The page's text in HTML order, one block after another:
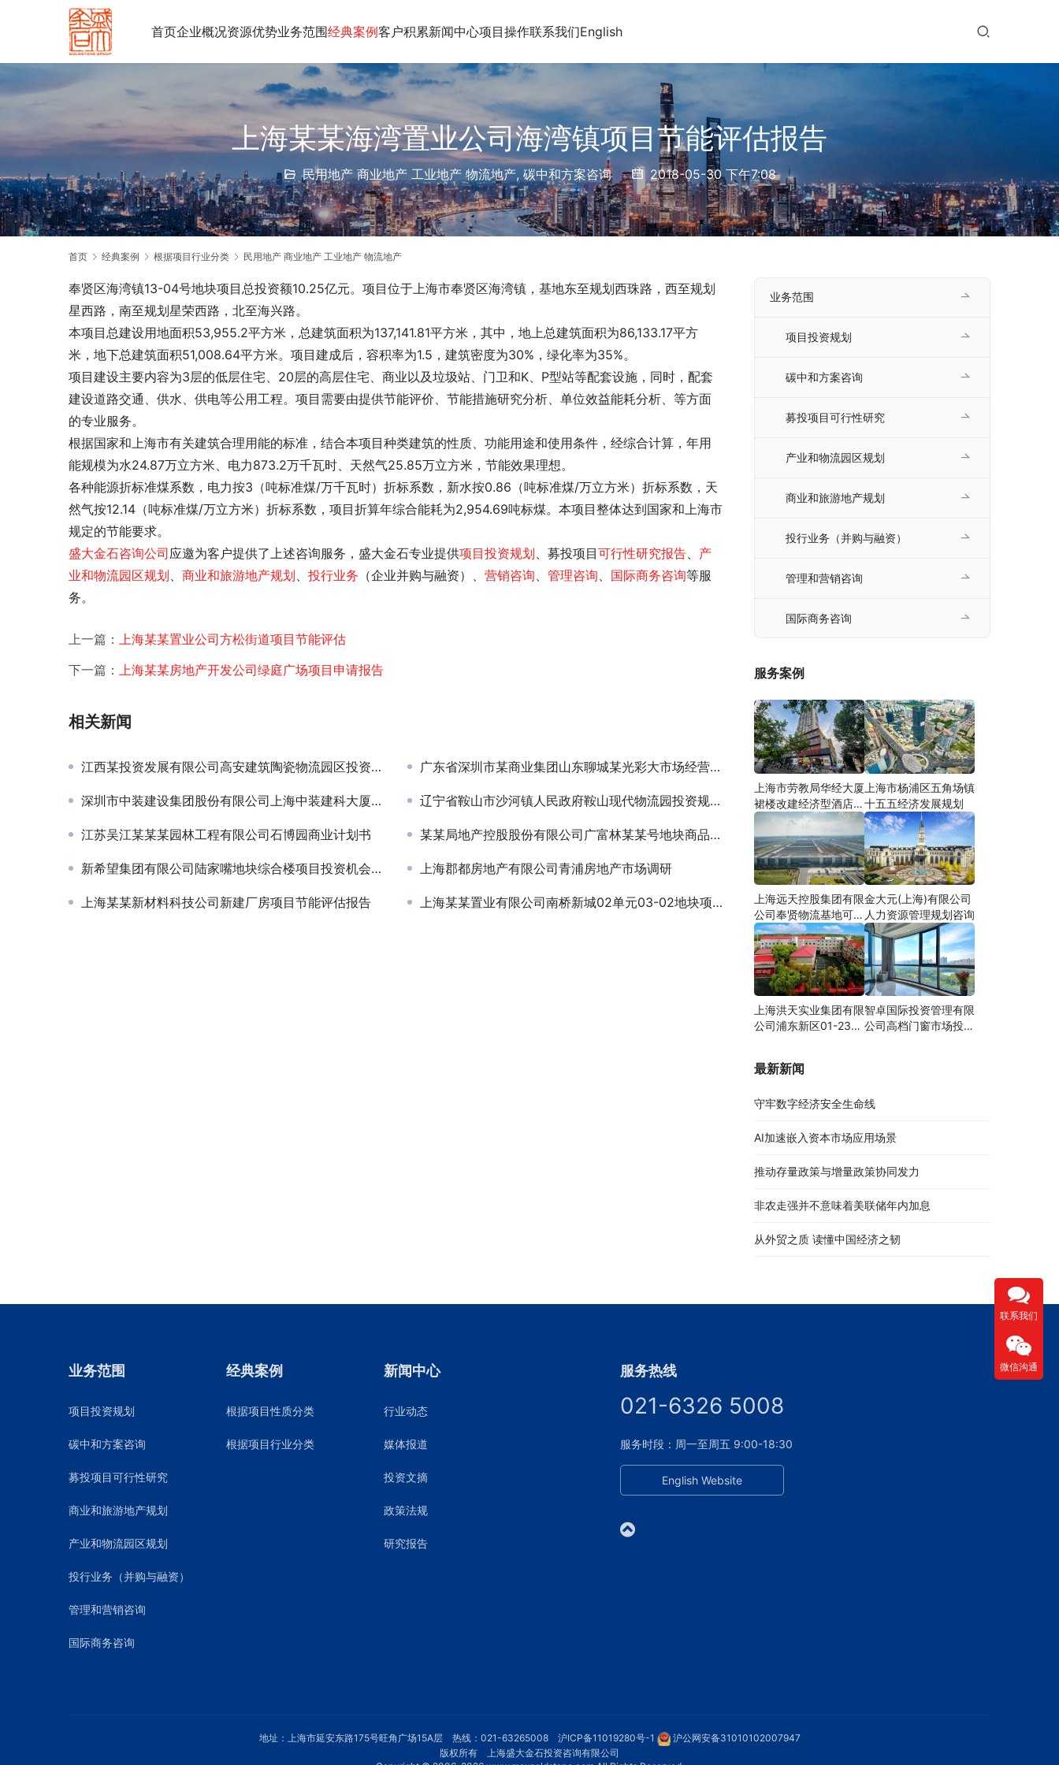
首页企业概况资源优势业务范围经典案例客户积累新闻中心项目操作联系我们English
上海某某海湾置业公司海湾镇项目节能评估报告
民用地产 商业地产 工业地产 物流地产, 碳中和方案咨询 2018-05-30 下午7:08
首页 经典案例 根据项目行业分类 民用地产 商业地产 工业地产 物流地产
奉贤区海湾镇13-04号地块项目总投资额10.25亿元。项目位于上海市奉贤区海湾镇，基地东至规划西珠路，西至规划
星西路，南至规划星荣西路，北至海兴路。
本项目总建设用地面积53,955.2平方米，总建筑面积为137,141.81平方米，其中，地上总建筑面积为86,133.17平方
米，地下总建筑面积51,008.64平方米。项目建成后，容积率为1.5，建筑密度为30%，绿化率为35%。
项目建设主要内容为3层的低层住宅、20层的高层住宅、商业以及垃圾站、门卫和K、P型站等配套设施，同时，配套
建设道路交通、供水、供电等公用工程。项目需要由提供节能评价、节能措施研究分析、单位效益能耗分析、 等方面
的专业服务。
根据国家和上海市有关建筑合理用能的标准，结合本项目种类建筑的性质、功能用途和使用条件，经综合计算，年用
能规模为水24.87万立方米、电力873.2万千瓦时、天然气25.85万立方米，节能效果理想。
各种能源折标准煤系数，电力按3（吨标准煤/万千瓦时）折标系数，新水按0.86（吨标准煤/万立方米）折标系数，天
然气按12.14（吨标准煤/万立方米）折标系数，项目折算年综合能耗为2,954.69吨标煤。本项目整体达到国家和上海市
规定的节能要求。
盛大金石咨询公司应邀为客户提供了上述咨询服务，盛大金石专业提供项目投资规划、募投项目可行性研究报告、 产
业和物流园区规划、 商业和旅游地产规划、 投行业务 （企业并购与融资）、 营销咨询、 管理咨询、 国际商务咨询等服
务。
上一篇： 上海某某置业公司方松街道项目节能评估
下一篇： 上海某某房地产开发公司绿庭广场项目申请报告
相关新闻
江西某投资发展有限公司高安建筑陶瓷物流园区投资规划 广东省深圳市某商业集团山东聊城某光彩大市场经营诊断
深圳市中装建设集团股份有限公司上海中装建科大厦项目可研 辽宁省鞍山市沙河镇人民政府鞍山现代物流园投资规划方案
江苏吴江某某某园林工程有限公司石博园商业计划书 某某局地产控股股份有限公司广富林某某号地块商品房项目节能分析篇
新希望集团有限公司陆家嘴地块综合楼项目投资机会研究 上海郡都房地产有限公司青浦房地产市场调研
上海某某新材料科技公司新建厂房项目节能评估报告 上海某某置业有限公司南桥新城02单元03-02地块项目申请报告
业务范围
项目投资规划
碳中和方案咨询
募投项目可行性研究
产业和物流园区规划
商业和旅游地产规划
投行业务（并购与融资）
管理和营销咨询
国际商务咨询
服务案例
上海市劳教局华经大厦
裙楼改建经济型酒店可
研
上海市杨浦区五角场镇
十五五经济发展规划
上海远天控股集团有限
公司奉贤物流基地可行
性研究
金大元(上海)有限公司
人力资源管理规划咨询
上海洪天实业集团有限
公司浦东新区01-23地
智卓国际投资管理有限
公司高档门窗市场投资
最新新闻
守牢数字经济安全生命线
AI加速嵌入资本市场应用场景
推动存量政策与增量政策协同发力
非农走强并不意味着美联储年内加息
从外贸之质 读懂中国经济之韧
业务范围
项目投资规划
碳中和方案咨询
募投项目可行性研究
商业和旅游地产规划
产业和物流园区规划
投行业务（并购与融资）
管理和营销咨询
国际商务咨询
经典案例
根据项目性质分类
根据项目行业分类
新闻中心
行业动态
媒体报道
投资文摘
政策法规
研究报告
服务热线
021-6326 5008
服务时段：周一至周五 9:00-18:30
English Website
地址：上海市延安东路175号旺角广场15A层 热线：021-63265008 沪ICP备11019280号-1
沪公网安备31010102007947
版权所有 上海盛大金石投资咨询有限公司
联系我们
微信沟通